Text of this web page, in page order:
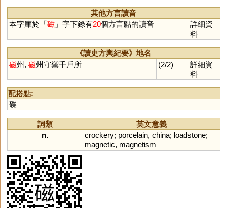
漦 濨 荎 沶 徲 嬨
迡 謘 鈶
其他方言讀音
本字庫於「磁」字下錄有20個方言點的讀音
詳細資
料
《讀史方輿紀要》地名
磁州, 磁州守禦千戶所 (2/2)
詳細資
料
配搭點:
碟
詞類
英文意義
n.
crockery; porcelain, china; loadstone;
magnetic, magnetism